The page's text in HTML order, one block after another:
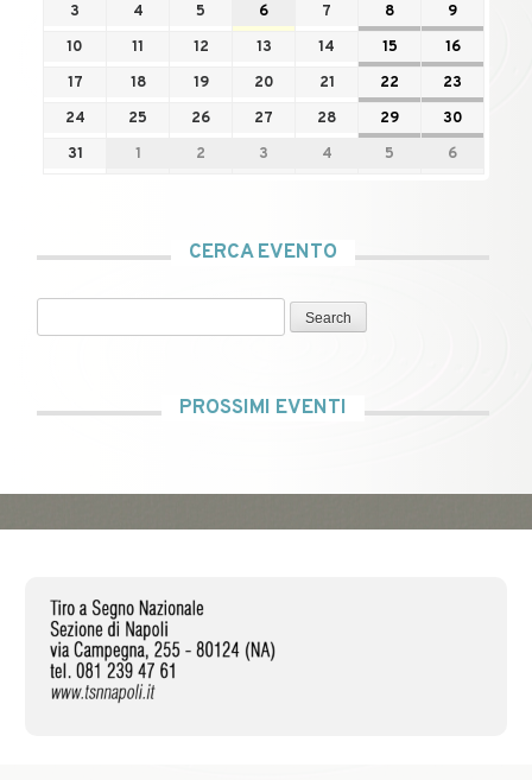
3
4 5 6 7 8
9
10
11 12 13 14 15
16
17
18 19 20 21 22
23
24
25 26 27 28 29
30
31
1 2 3 4 5 6
CERCA EVENTO
Search
PROSSIMI EVENTI